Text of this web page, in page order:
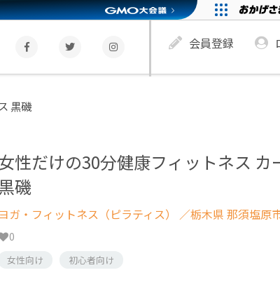
会員登録
黒磯
性だけの30分健康フィットネス カ
磯
ヨガ・フィットネス（ピラティス） ／栃木県 那須塩原
0
女性向け 初心者向け